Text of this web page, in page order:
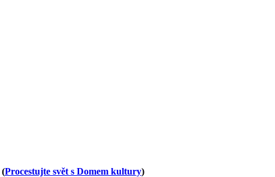
(Procestujte svět s Domem kultury)